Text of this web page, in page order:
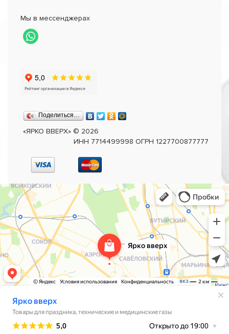
Мы в мессенджерах
Поделиться…
«ЯРКО ВВЕРХ» © 2026
ИНН 7714499998 ОГРН 1227700877777